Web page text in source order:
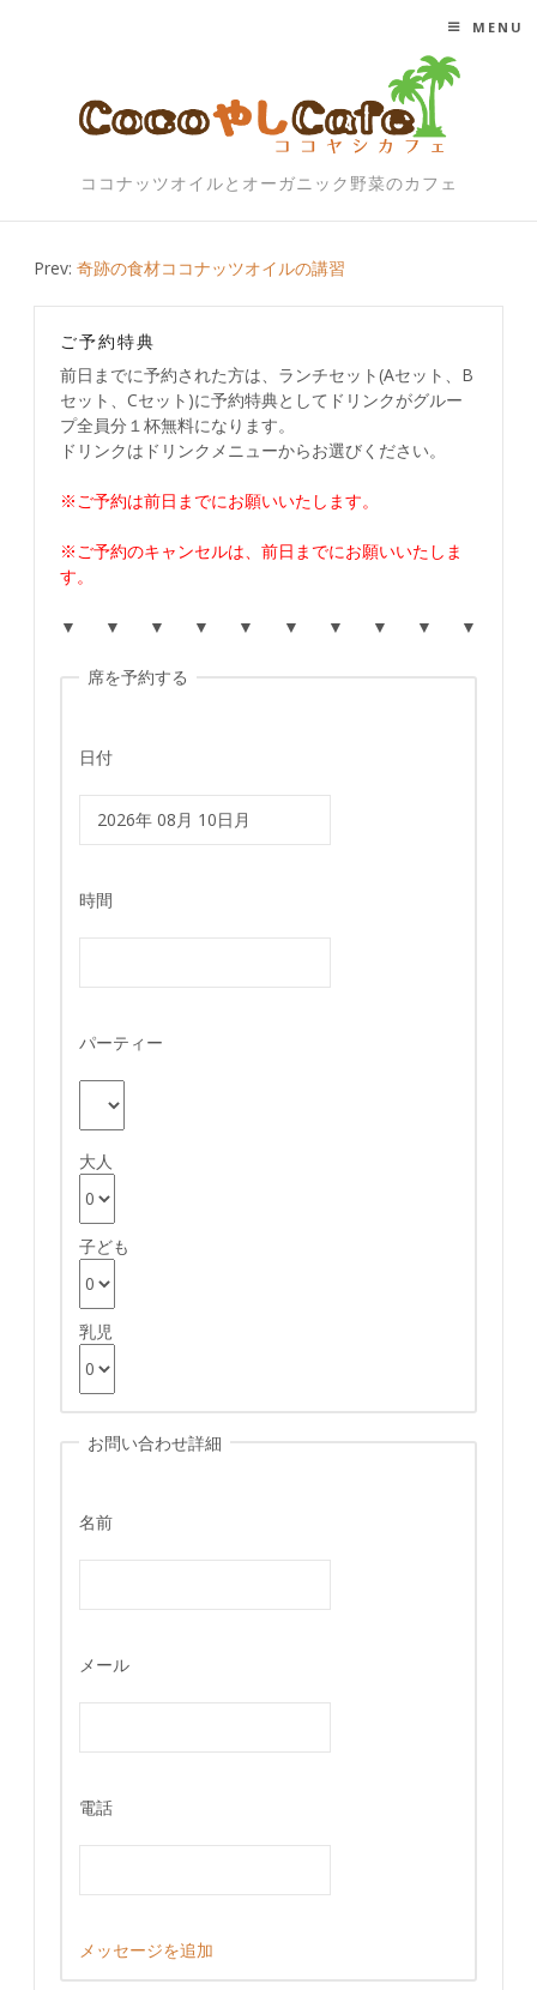
ココナッツオイルとオーガニック野菜のカフェ
MENU
Post
navigation
Prev: 奇跡の食材ココナッツオイルの講習
ご予約特典
前日までに予約された方は、ランチセット(Aセット、B
セット、Cセット)に予約特典としてドリンクがグルー
プ全員分１杯無料になります。
ドリンクはドリンクメニューからお選びください。
※ご予約は前日までにお願いいたします。
※ご予約のキャンセルは、前日までにお願いいたしま
す。
▼ ▼ ▼ ▼ ▼ ▼ ▼ ▼ ▼ ▼
席を予約する
日付
時間
パーティー
大人
子ども
乳児
お問い合わせ詳細
名前
メール
電話
メッセージを追加